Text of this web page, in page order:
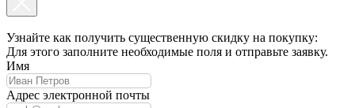
Узнайте как получить существенную скидку на покупку:
Для этого заполните необходимые поля и отправьте заявку.
Имя
Адрес электронной почты